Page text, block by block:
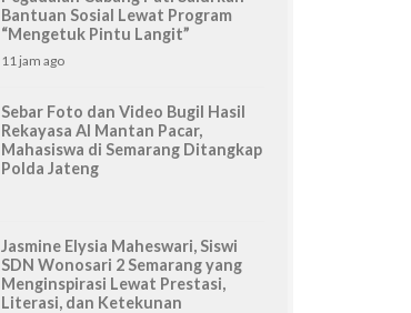
Bantuan Sosial Lewat Program
“Mengetuk Pintu Langit”
11 jam ago
Sebar Foto dan Video Bugil Hasil
Rekayasa AI Mantan Pacar,
Mahasiswa di Semarang Ditangkap
Polda Jateng
Jasmine Elysia Maheswari, Siswi
SDN Wonosari 2 Semarang yang
Menginspirasi Lewat Prestasi,
Literasi, dan Ketekunan